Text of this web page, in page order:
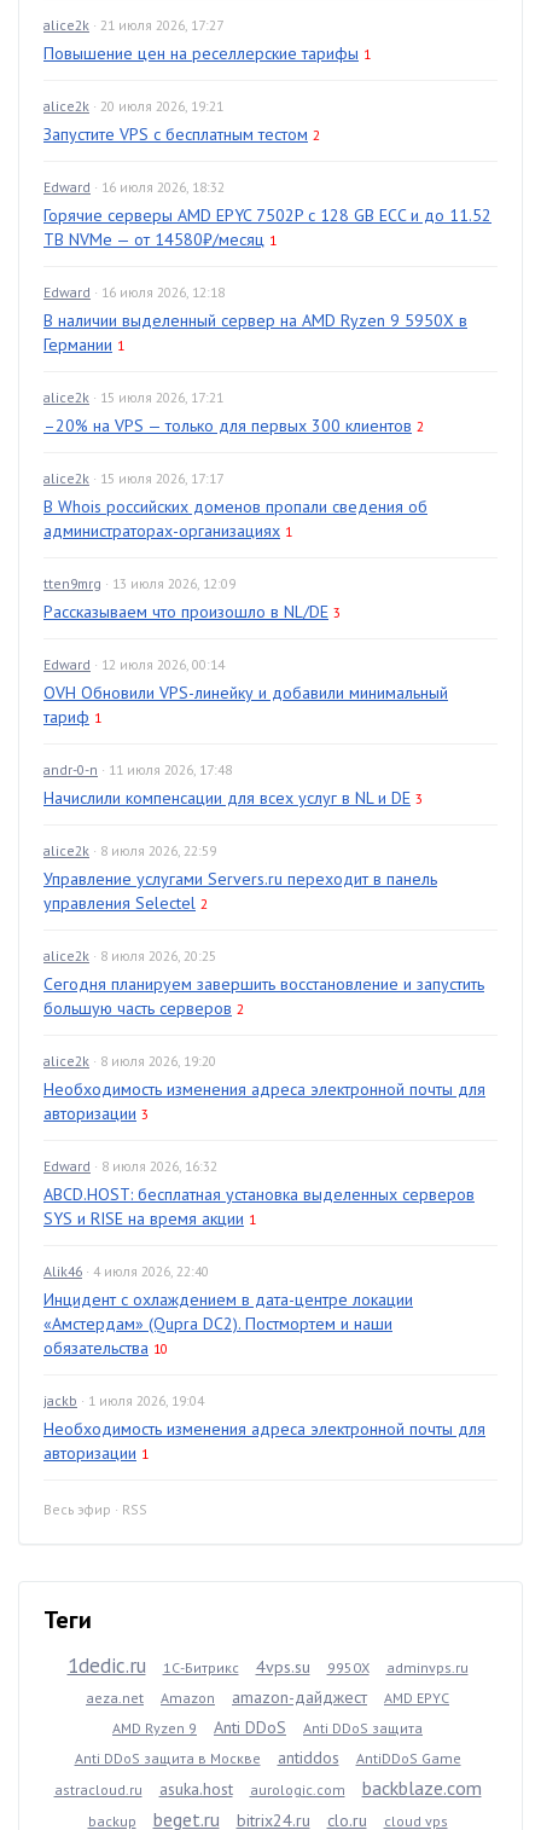
alice2k · 21 июля 2026, 17:27
Повышение цен на реселлерские тарифы 1
alice2k · 20 июля 2026, 19:21
Запустите VPS с бесплатным тестом 2
Edward · 16 июля 2026, 18:32
Горячие серверы AMD EPYC 7502P с 128 GB ECC и до 11.52
TB NVMe — от 14580₽/месяц 1
Edward · 16 июля 2026, 12:18
В наличии выделенный сервер на AMD Ryzen 9 5950X в
Германии 1
alice2k · 15 июля 2026, 17:21
–20% на VPS — только для первых 300 клиентов 2
alice2k · 15 июля 2026, 17:17
В Whois российских доменов пропали сведения об
администраторах-организациях 1
tten9mrg · 13 июля 2026, 12:09
Рассказываем что произошло в NL/DE 3
Edward · 12 июля 2026, 00:14
OVH Обновили VPS-линейку и добавили минимальный
тариф 1
andr-0-n · 11 июля 2026, 17:48
Начислили компенсации для всех услуг в NL и DE 3
alice2k · 8 июля 2026, 22:59
Управление услугами Servers.ru переходит в панель
управления Selectel 2
alice2k · 8 июля 2026, 20:25
Сегодня планируем завершить восстановление и запустить
большую часть серверов 2
alice2k · 8 июля 2026, 19:20
Необходимость изменения адреса электронной почты для
авторизации 3
Edward · 8 июля 2026, 16:32
ABCD.HOST: бесплатная установка выделенных серверов
SYS и RISE на время акции 1
Alik46 · 4 июля 2026, 22:40
Инцидент с охлаждением в дата-центре локации
«Амстердам» (Qupra DC2). Постмортем и наши
обязательства 10
jackb · 1 июля 2026, 19:04
Необходимость изменения адреса электронной почты для
авторизации 1
Весь эфир · RSS
Теги
1dedic.ru 1С-Битрикс 4vps.su 9950X
adminvps.ru
aeza.net
Amazon amazon-дайджест
AMD EPYC
AMD Ryzen 9
Anti DDoS
Anti DDoS защита
Anti DDoS защита в Москве
antiddos
AntiDDoS Game
astracloud.ru
asuka.host aurologic.com backblaze.com
backup beget.ru bitrix24.ru clo.ru cloud vps